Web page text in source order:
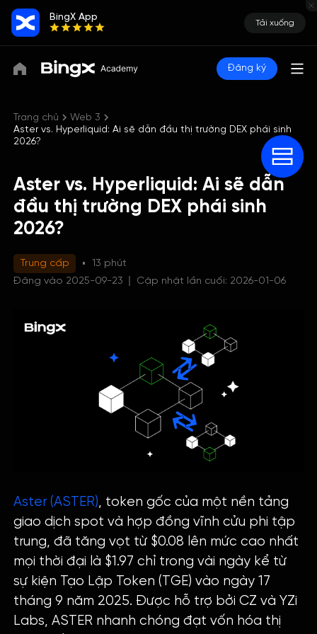
BingX App
Tải xuống
Đăng ký
Trang chủ
Web 3
Aster vs. Hyperliquid: Ai sẽ dẫn đầu thị trường DEX phái sinh
2026?
Aster vs. Hyperliquid: Ai sẽ dẫn
đầu thị trường DEX phái sinh
2026?
Trung cấp
13 phút
Đăng vào 2025-09-23
Cập nhật lần cuối: 2026-01-06
Aster (ASTER), token gốc của một nền tảng
giao dịch spot và hợp đồng vĩnh cửu phi tập
trung, đã tăng vọt từ $0.08 lên mức cao nhất
mọi thời đại là $1.97 chỉ trong vài ngày kể từ
sự kiện Tạo Lập Token (TGE) vào ngày 17
tháng 9 năm 2025. Được hỗ trợ bởi CZ và YZi
Labs, ASTER nhanh chóng đạt vốn hóa thị